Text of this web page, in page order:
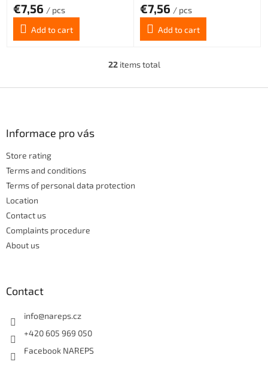
€7,56 / pcs
Add to cart
€7,56 / pcs
Add to cart
L
s
t
22items total
Informace pro vás
Store rating
Terms and conditions
Terms of personal data protection
Location
Contact us
Complaints procedure
About us
Contact
info@nareps.cz
+420 605 969 050
Facebook NAREPS